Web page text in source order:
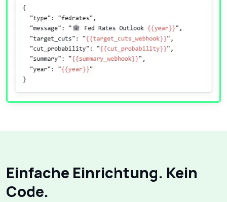
Einfache Einrichtung. Kein
Code.